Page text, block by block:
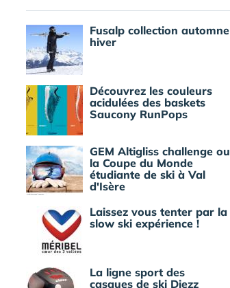
Fusalp collection automne
hiver
Découvrez les couleurs
acidulées des baskets
Saucony RunPops
GEM Altigliss challenge ou
la Coupe du Monde
étudiante de ski à Val
d'Isère
Laissez vous tenter par la
slow ski expérience !
La ligne sport des
casques de ski Diezz